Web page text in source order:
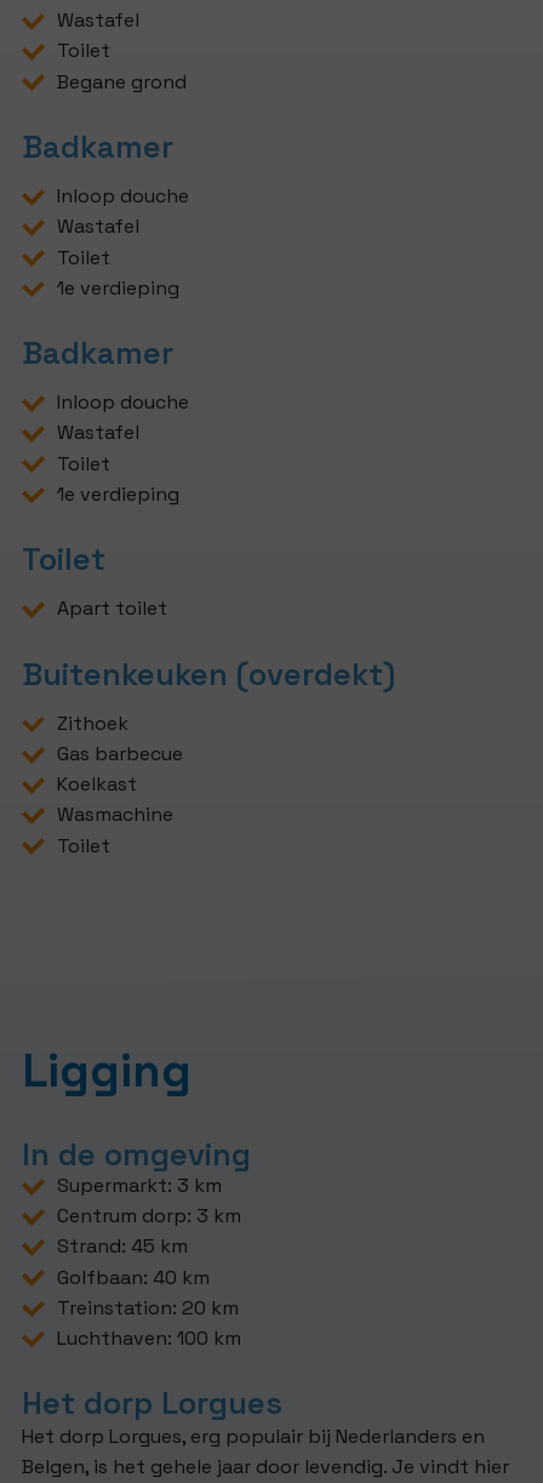
Wastafel
Toilet
Begane grond
Badkamer
Inloop douche
Wastafel
Toilet
1e verdieping
Badkamer
Inloop douche
Wastafel
Toilet
1e verdieping
Toilet
Apart toilet
Buitenkeuken (overdekt)
Zithoek
Gas barbecue
Koelkast
Wasmachine
Toilet
Ligging
In de omgeving
Supermarkt: 3 km
Centrum dorp: 3 km
Strand: 45 km
Golfbaan: 40 km
Treinstation: 20 km
Luchthaven: 100 km
Het dorp Lorgues
Het dorp Lorgues, erg populair bij Nederlanders en
Belgen, is het gehele jaar door levendig. Je vindt hier